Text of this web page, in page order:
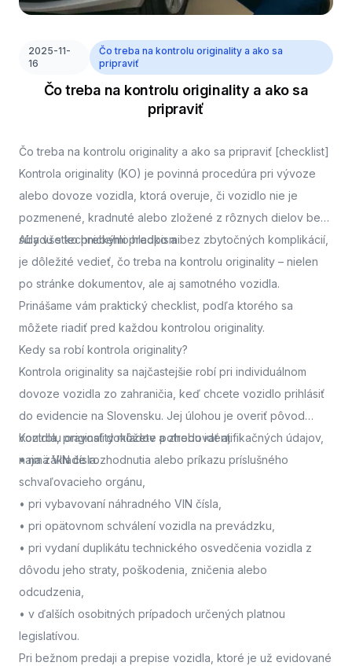
2025-11-
16
Čo treba na kontrolu originality a ako sa
pripraviť
Čo treba na kontrolu originality a ako sa
pripraviť
Čo treba na kontrolu originality a ako sa pripraviť [checklist]
Kontrola originality (KO) je povinná procedúra pri vývoze
alebo dovoze vozidla, ktorá overuje, či vozidlo nie je
pozmenené, kradnuté alebo zložené z rôznych dielov bez
súladu s technickými predpismi.
Aby všetko prebehlo hladko a bez zbytočných komplikácií,
je dôležité vedieť, čo treba na kontrolu originality – nielen
po stránke dokumentov, ale aj samotného vozidla.
Prinášame vám praktický checklist, podľa ktorého sa
môžete riadiť pred každou kontrolou originality.
Kedy sa robí kontrola originality?
Kontrola originality sa najčastejšie robí pri individuálnom
dovoze vozidla zo zahraničia, keď chcete vozidlo prihlásiť
do evidencie na Slovensku. Jej úlohou je overiť pôvod
vozidla, pravosť dokladov a zhodu identifikačných údajov,
najmä VIN čísla.
Kontrolu originality môžete potrebovať aj:
• na základe rozhodnutia alebo príkazu príslušného
schvaľovacieho orgánu,
• pri vybavovaní náhradného VIN čísla,
• pri opätovnom schválení vozidla na prevádzku,
• pri vydaní duplikátu technického osvedčenia vozidla z
dôvodu jeho straty, poškodenia, zničenia alebo
odcudzenia,
• v ďalších osobitných prípadoch určených platnou
legislatívou.
Pri bežnom predaji a prepise vozidla, ktoré je už evidované